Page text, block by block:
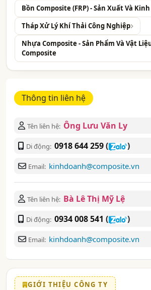
Bồn Composite (FRP) - Sản Xuất Và
Tháp Xử Lý Khí Thải Công Nghiệp
Nhựa Composite - Sản Phẩm Và Vật
Composite
Thông tin liên hệ
Tên liên hệ: Ông Lưu Văn Ly
Di động: 0918 644 259( )
Email: kinhdoanh@composite.vn
Tên liên hệ: Bà Lê Thị Mỹ Lệ
Di động: 0934 008 541 ( )
Email: kinhdoanh@composite.vn
GIỚI THIỆU CÔNG TY